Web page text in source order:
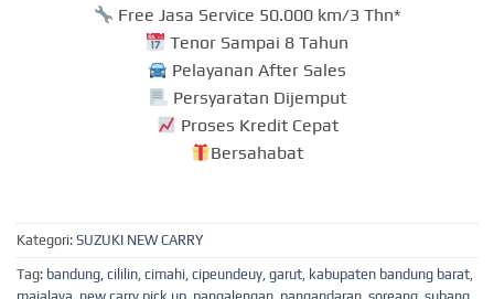
Free Jasa Service 50.000 km/3 Thn*
Tenor Sampai 8 Tahun
Pelayanan After Sales
Persyaratan Dijemput
Proses Kredit Cepat
Bersahabat
Kategori: SUZUKI NEW CARRY
Tag: bandung, cililin, cimahi, cipeundeuy, garut, kabupaten bandung barat,